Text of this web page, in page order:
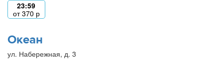
23:59
от370 р
Океан
ул. Набережная, д. 3